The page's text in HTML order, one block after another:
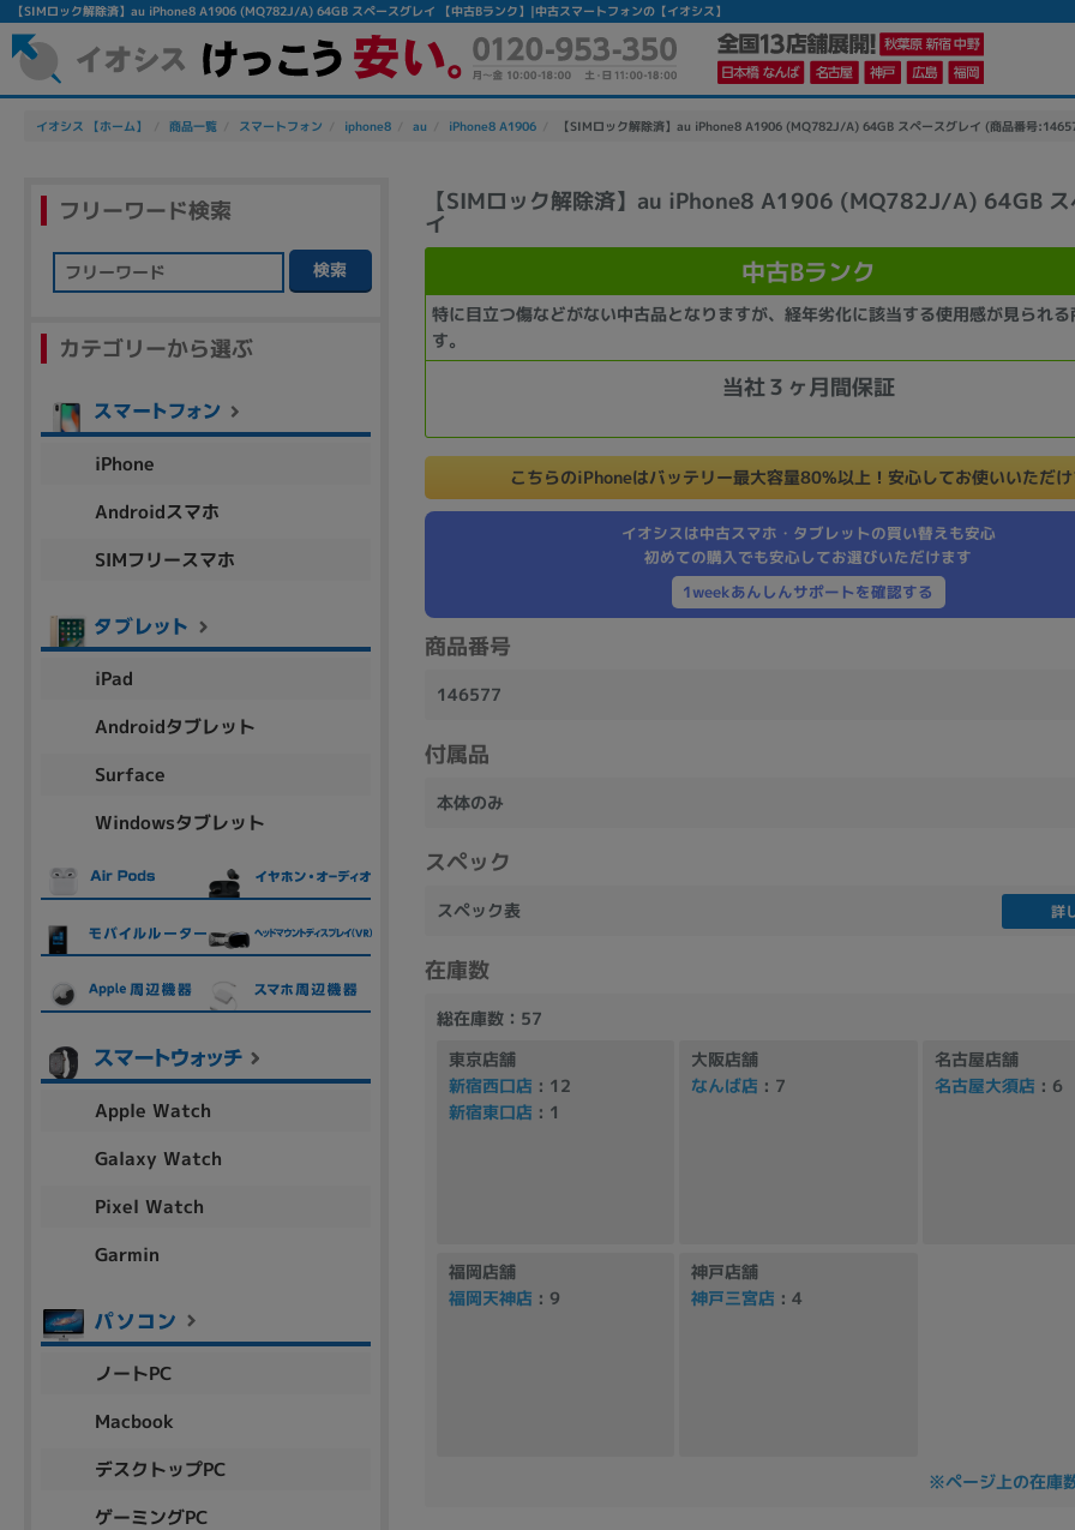
【SIMロック解除済】au iPhone8 A1906 (MQ782J/A) 64GB スペースグレイ 【中古Bランク】|中古スマートフォンの【イオシス】
イオシス 【ホーム】 商品一覧 スマートフォン iphone8 au iPhone8 A1906 【SIMロック解除済】au iPhone8 A1906 (MQ782J/A) 64GB スペースグレイ (商品番号
【SIMロック解除済】au iPhone8 A1906 (MQ782J/A) 64GB ス
イ
中古Bランク
特に目立つ傷などがない中古品となりますが、経年劣化に該当する使用感が見られ
す。
当社３ヶ月間保証
こちらのiPhoneはバッテリー最大容量80%以上！安心してお使いいただ
イオシスは中古スマホ・タブレットの買い替えも安心
初めての購入でも安心してお選びいただけます
1weekあんしんサポートを確認する
商品番号
146577
付属品
本体のみ
スペック
スペック表 詳
在庫数
総在庫数：57
東京店舗
新宿西口店 : 12
新宿東口店 : 1
大阪店舗
なんば店 : 7
名古屋店舗
名古屋大須店 : 6
福岡店舗
福岡天神店 : 9
神戸店舗
神戸三宮店 : 4
※ページ上の在庫
フリーワード検索
検索
カテゴリーから選ぶ
iPhone
Androidスマホ
SIMフリースマホ
iPad
Androidタブレット
Surface
Windowsタブレット
Apple Watch
Galaxy Watch
Pixel Watch
Garmin
ノートPC
Macbook
デスクトップPC
ゲーミングPC
除外ワード
人気の検索ワード：Let's note EliteBook
カテゴリー
ノートPC デスクPC モニター
商品シリーズ名・ブランド名の絞り込み。
aspire Inspiron
メーカー
製造、販売メーカーの絞り込み
Apple SONY TOSHIBA
商品の搭載機能による絞り込み
Webカメラ内蔵
ランク
商品状態の絞り込み
新品/未使用 中古 新品 Aランク Bランク Apple M1 Apple M2 Ryzen 9
Core i7
Core i3 そ
MacOS ChromeOS
容量
~
円 ～